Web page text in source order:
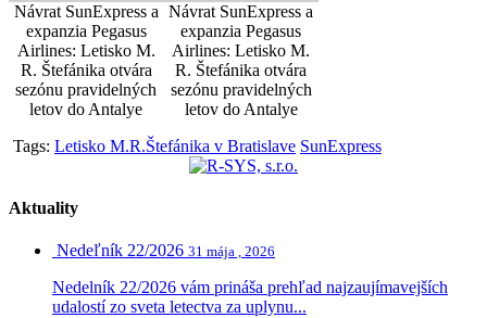
Návrat SunExpress a
expanzia Pegasus
Airlines: Letisko M.
R. Štefánika otvára
sezónu pravidelných
letov do Antalye
Návrat SunExpress a
expanzia Pegasus
Airlines: Letisko M.
R. Štefánika otvára
sezónu pravidelných
letov do Antalye
Tags: Letisko M.R.Štefánika v Bratislave SunExpress
Aktuality
Nedeľník 22/2026 31 mája , 2026
Nedelník 22/2026 vám prináša prehľad najzaujímavejších
udalostí zo sveta letectva za uplynu...